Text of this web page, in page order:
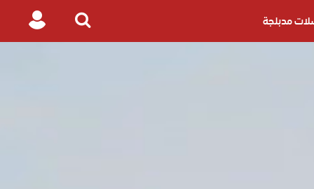
مدبلجة
Search
Login